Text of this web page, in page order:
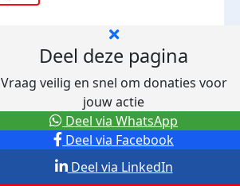
Deel deze pagina
Vraag veilig en snel om donaties voor
jouw actie
Deel via Facebook
Deel via LinkedIn
Deel via WhatsApp